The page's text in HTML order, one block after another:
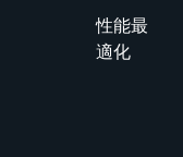
性能最
適化